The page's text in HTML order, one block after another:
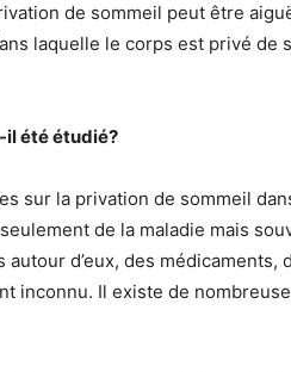
de sommeil peut être
laquelle le corps est privé de
il été étudié?
sur la privation de sommeil
de la maladie mais
d’eux, des médicaments,
inconnu. Il existe de